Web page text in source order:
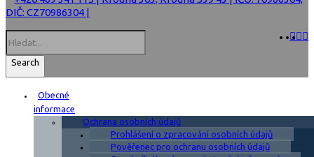
DIČ: CZ70986304 |
Search
Obecné
informace
Ochrana osobních údajů
Prohlášení o zpracování osobních údajů
Pověřenec pro ochranu osobních údajů